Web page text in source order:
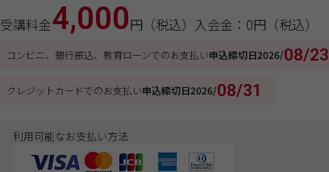
受講料金4,000円（税込） 入会金：0円（税込）
コンビニ、銀行振込、教育ローンでのお支払い申込締切日2026/08/23
クレジットカードでのお支払い申込締切日2026/08/31
利用可能なお支払い方法